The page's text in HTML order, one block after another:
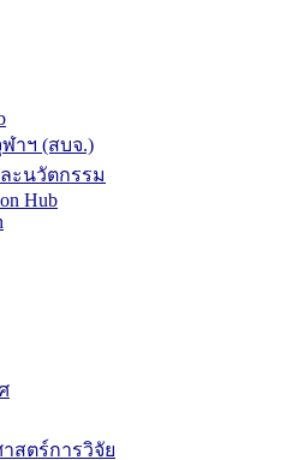
าฯ (สบจ.)
ะนวัตกรรม
Hub
สตร์การวิจัย